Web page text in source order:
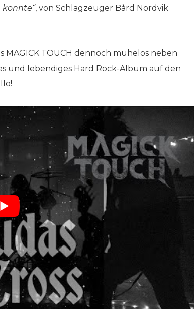
könnte“, von Schlagzeuger Bård Nordvik
TOUCH dennoch mühelos neben
und lebendiges Hard Rock-Album auf den